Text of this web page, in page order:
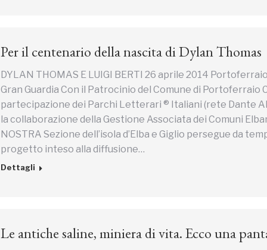
Per il centenario della nascita di Dylan Thomas
DYLAN THOMAS E LUIGI BERTI 26 aprile 2014
Gran Guardia Con il Patrocinio del Comune di Portoferraio
partecipazione dei Parchi Letterari ® Italiani (rete Dante
la collaborazione della Gestione Associata dei Comuni
NOSTRA Sezione dell’isola d’Elba e Giglio persegue da
progetto inteso alla diffusione…
Dettagli
Le antiche saline, miniera di vita. Ecco una